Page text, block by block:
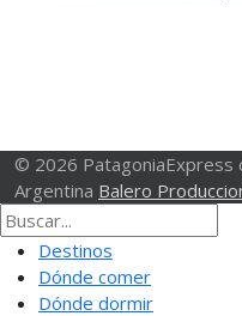
© 2026 PatagoniaExpress
Argentina Balero
Destinos
Dónde comer
Dónde dormir